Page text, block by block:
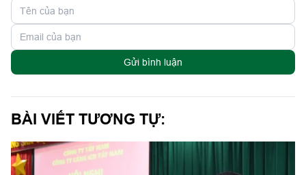
Gửi bình luận
BÀI VIẾT TƯƠNG TỰ: